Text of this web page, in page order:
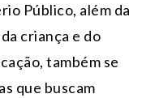
Público, além da
criança e do
também se
que buscam